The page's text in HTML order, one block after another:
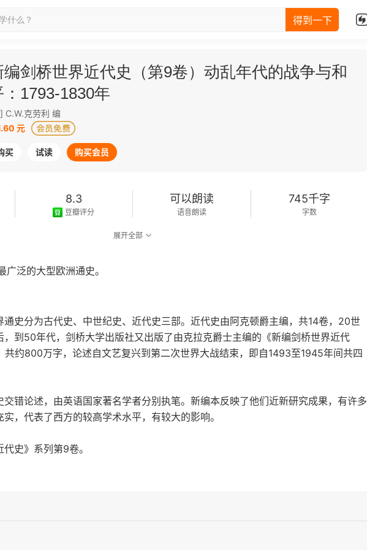
得到一下
编剑桥世界近代史（第9卷）动乱年代的战争与和
：1793-1830年
C.W.克劳利 编
元
买 试读 购买会员
8.3
豆瓣评分
可以朗读
语音朗读
745千字
字数
展开全部
泛的大型欧洲通史。
通史分为古代史、中世纪史、近代史三部。近代史由阿克顿爵主编，共14卷，20世
，到50年代，剑桥大学出版社又出版了由克拉克爵士主编的《新编剑桥世界近代
共约800万字，论述自文艺复兴到第二次世界大战结束，即自1493至1945年间共四
交错论述，由英语国家著名学者分别执笔。新编本反映了他们近新研究成果，有许多
，代表了西方的较高学术水平，有较大的影响。
史》系列第9卷。